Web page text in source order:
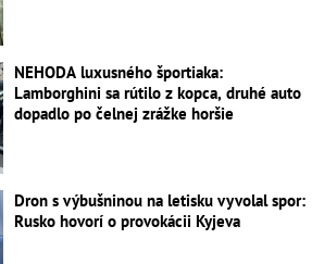
NEHODA luxusného športiaka:
Lamborghini sa rútilo z kopca, druhé auto
dopadlo po čelnej zrážke horšie
Dron s výbušninou na letisku vyvolal spor:
Rusko hovorí o provokácii Kyjeva